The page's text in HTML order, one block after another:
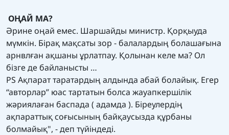
ОҢАЙ МА?
Әрине оңай емес. Шаршайды министр. Қорқыуда
мүмкін. Бірақ мақсаты зор - балалардың болашағына
арнвлған ақшаны ұрлатпау. Қолынан келе ма? Ол
бізге де байланысты …
PS Ақпарат таратардың алдында абай болайық. Егер
“авторлар” юас тартатын болса жауапкершілік
жәриялаған баспада ( адамда ). Біреулердің
ақпараттық соғысының байқаусызда құрбаны
болмайық", - деп түйіндеді.